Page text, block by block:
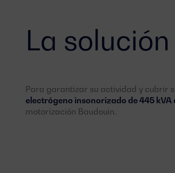
La
Para garantizar su actividad y cubrir
electrógeno insonorizado de 445
motorización Baudouin.